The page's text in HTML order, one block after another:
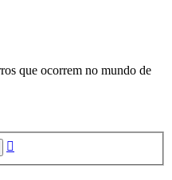
que ocorrem no mundo de